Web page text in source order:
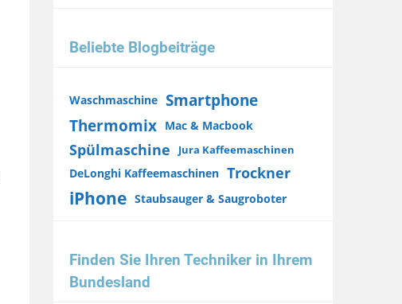
Beliebte Blogbeiträge
Waschmaschine Smartphone
Thermomix Mac & Macbook
Spülmaschine Jura Kaffeemaschinen
DeLonghi Kaffeemaschinen Trockner
iPhone Staubsauger & Saugroboter
Finden Sie Ihren Techniker in Ihrem
Bundesland